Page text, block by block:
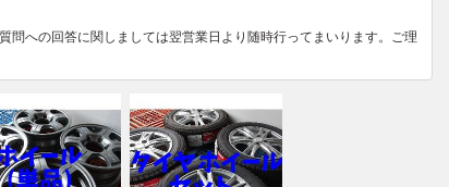
いますので
への回答に関しましては翌営業日より随時行ってまいります。ご理